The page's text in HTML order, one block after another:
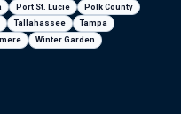
Port St. Lucie
Polk County
Tallahassee
Tampa
Winter Garden